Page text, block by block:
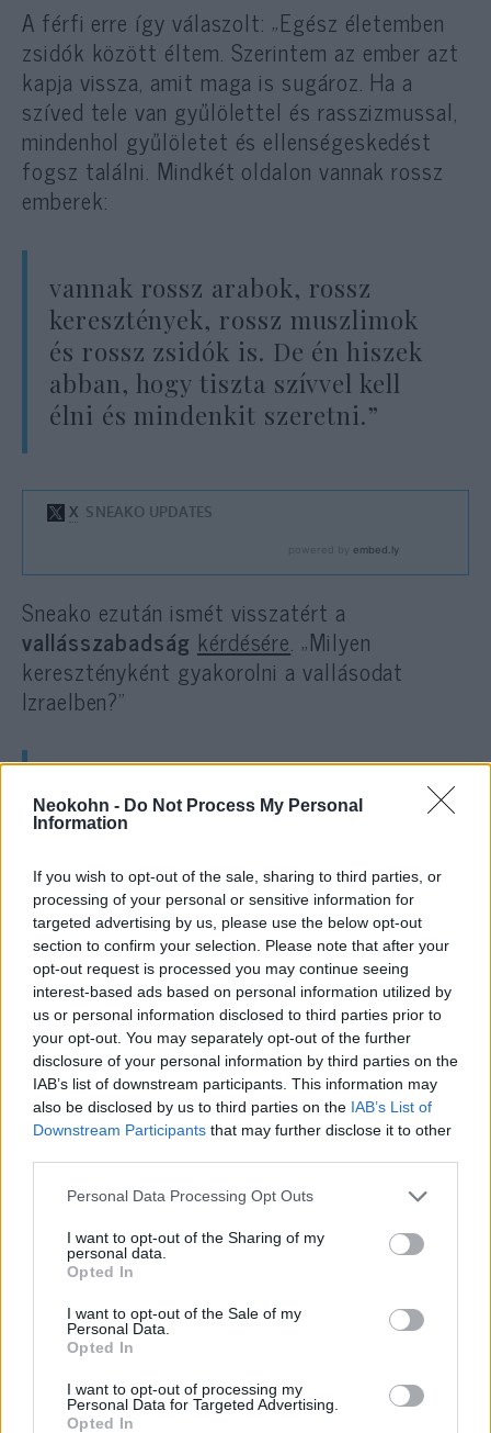
Neokohn - Do Not Process My Personal
Information
If you wish to opt-out of the sale, sharing to third parties, or
processing of your personal or sensitive information for
targeted advertising by us, please use the below opt-out
section to confirm your selection. Please note that after your
opt-out request is processed you may continue seeing
interest-based ads based on personal information utilized by
us or personal information disclosed to third parties prior to
your opt-out. You may separately opt-out of the further
disclosure of your personal information by third parties on the
IAB’s list of downstream participants. This information may
also be disclosed by us to third parties on the IAB’s List of
Downstream Participants that may further disclose it to other
Please note that this website/app uses one or more Google
not limited to your visit or usage behaviour. You may click to
grant or deny consent to Google and its third-party tags to
use your data for below specified purposes in below Google
consent section.
Personal Data Processing Opt Outs
I want to opt-out of the Sharing of my
personal data.
Opted In
I want to opt-out of the Sale of my
Personal Data.
Opted In
I want to opt-out of processing my
Personal Data for Targeted Advertising.
Opted In
A férfi erre így válaszolt: „Egész életemben
zsidók között éltem. Szerintem az ember azt
kapja vissza, amit maga is sugároz. Ha a
szíved tele van gyűlölettel és rasszizmussal,
mindenhol gyűlöletet és ellenségeskedést
fogsz találni. Mindkét oldalon vannak rossz
emberek:
vannak rossz arabok, rossz
keresztények, rossz muszlimok
és rossz zsidók is. De én hiszek
abban, hogy tiszta szívvel kell
élni és mindenkit szeretni.”
Sneako ezután ismét visszatért a
vallásszabadság kérdésére. „Milyen
keresztényként gyakorolni a vallásodat
Izraelben?”
„Teljesen szabadon. Nem Iránban
vagy Szíriában élek”
– felelte a vendég.
A streamer erre azt állította, hogy Izrael
nemcsak iráni zsinagógákat, hanem
templomokat is bombáz, illetve azt is
hangoztatta, hogyIránkorábbi legfelsőbb
vezetője, Ali Hámenei pozitívan nyilatkozott a
keresztényekről, akik szerinte békében
gyakorolhatják hitüket az országban.
„Ez nem igaz, testvér” – válaszolta a fiatal
férfi. „Nem tudom, milyen forrásokat olvasol,
de amiket én láttam, azok szerint sok
keresztény csak földalatti közösségekben
tudja gyakorolni a hitét. Sőt, szerintem még a
szunnita muszlimokat sem igazán látják
szívesen Iránban.”